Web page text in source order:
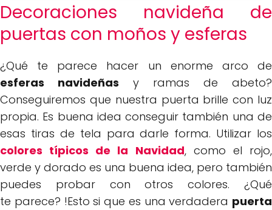
Decoraciones navideña de
puertas con moños y esferas
¿Qué te parece hacer un enorme arco de
esferas navideñas y ramas de abeto?
Conseguiremos que nuestra puerta brille con luz
propia. Es buena idea conseguir también una de
esas tiras de tela para darle forma. Utilizar los
colores típicos de la Navidad, como el rojo,
verde y dorado es una buena idea, pero también
puedes probar con otros colores. ¿Qué
te parece? !Esto si que es una verdadera puerta